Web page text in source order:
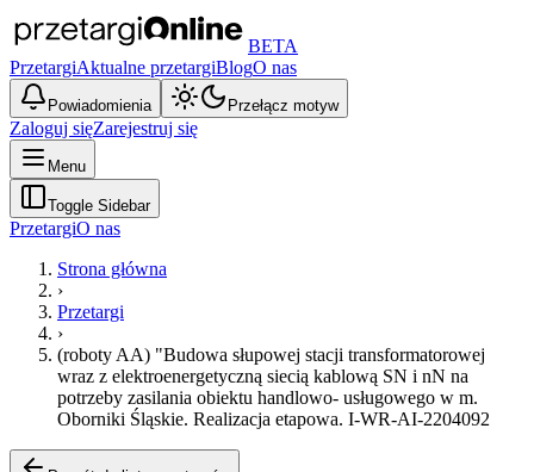
BETA
PrzetargiAktualne przetargiBlogO nas
Powiadomienia Przełącz motyw
Zaloguj sięZarejestruj się
Menu
Toggle Sidebar
PrzetargiO nas
Strona główna
›
Przetargi
›
(roboty AA) "Budowa słupowej stacji transformatorowej
wraz z elektroenergetyczną siecią kablową SN i nN na
potrzeby zasilania obiektu handlowo- usługowego w m.
Oborniki Śląskie. Realizacja etapowa. I-WR-AI-2204092